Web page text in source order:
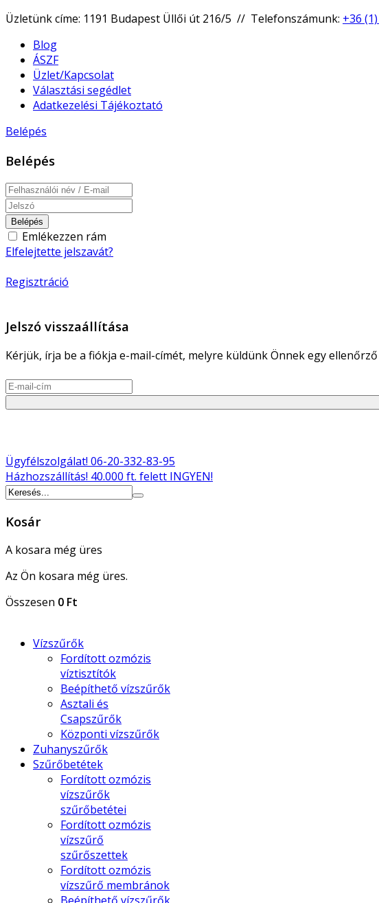
Üzletünk címe: 1191 Budapest Üllői út 216/5 // Telefonszámunk: +36
Blog
ÁSZF
Üzlet/Kapcsolat
Választási segédlet
Adatkezelési Tájékoztató
Belépés
Belépés
Belépés
Emlékezzen rám
Elfelejtette jelszavát?
Regisztráció
Jelszó visszaállítása
Kérjük, írja be a fiókja e-mail-címét, melyre küldünk Önnek egy
Ügyfélszolgálat! 06-20-332-83-95
Házhozszállítás! 40.000 ft. felett INGYEN!
Kosár
A kosara még üres
Az Ön kosara még üres.
Összesen 0 Ft
Vízszűrők
Fordított ozmózis
víztisztítók
Beépíthető vízszűrők
Asztali és
Csapszűrők
Központi vízszűrők
Zuhanyszűrők
Szűrőbetétek
Fordított ozmózis
vízszűrők
szűrőbetétei
Fordított ozmózis
vízszűrő
szűrőszettek
Fordított ozmózis
vízszűrő membránok